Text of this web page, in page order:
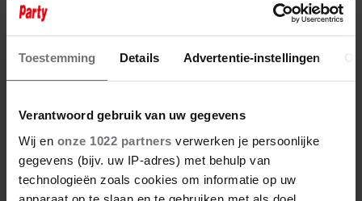
Toestemming Details Advertentie-instellingen
Verantwoord gebruik van uw gegevens
Wij en onze 1022 partners verwerken je persoonlijke
gegevens (bijv. uw IP-adres) met behulp van
technologieën zoals cookies om informatie op uw
6 augustus 2026
GERUCHTEN OVER HUWELIJK
BLIJVEN AANHOUDEN